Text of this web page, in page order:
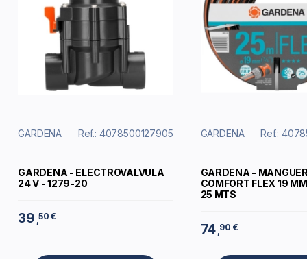
GARDENA Ref.: 4078500127905
GARDENA - ELECTROVALVULA
24 V - 1279-20
39 ,50 €
GARDENA Ref.:
GARDENA -
COMFORT FLEX 19
25 MTS
74 ,90 €